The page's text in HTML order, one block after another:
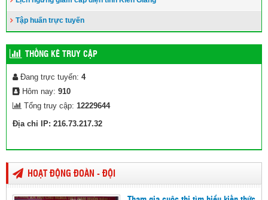
Tập huấn trực tuyến
THỐNG KÊ TRUY CẬP
Đang trực tuyến: 4
Hôm nay: 910
Tổng truy cập: 12229644
Địa chỉ IP: 216.73.217.32
HOẠT ĐỘNG ĐOÀN - ĐỘI